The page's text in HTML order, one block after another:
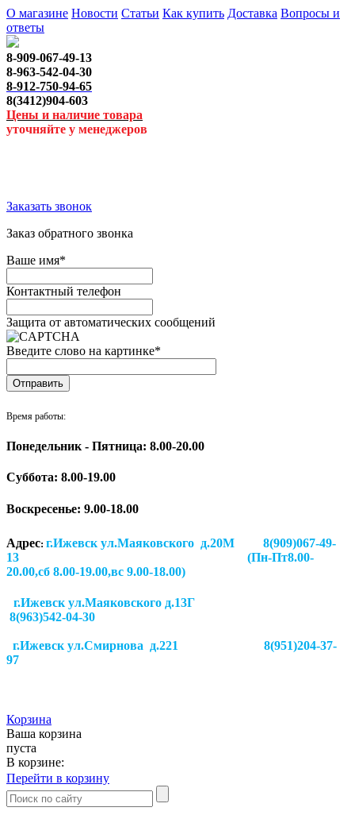
О магазине Новости Статьи Как купить Доставка Вопросы и
ответы
8-909-067-49-13
8-963-542-04-30
8-912-750-94-65
8(3412)904-603
Цены и наличие товара
уточняйте у менеджеров
Заказать звонок
Заказ обратного звонка
Ваше имя*
Контактный телефон
Защита от автоматических сообщений
Введите слово на картинке*
Время работы:
Понедельник - Пятница: 8.00-20.00
Суббота: 8.00-19.00
Воскресенье: 9.00-18.00
Адрес: г.Ижевск ул.Маяковского д.20М 8(909)067-49-
13 (Пн-Пт8.00-
20.00,сб 8.00-19.00,вс 9.00-18.00)
г.Ижевск ул.Маяковского д.13Г
8(963)542-04-30
г.Ижевск ул.Смирнова д.221
8(951)204-37-
97
Корзина
Ваша корзина
пуста
В корзине:
Перейти в корзину